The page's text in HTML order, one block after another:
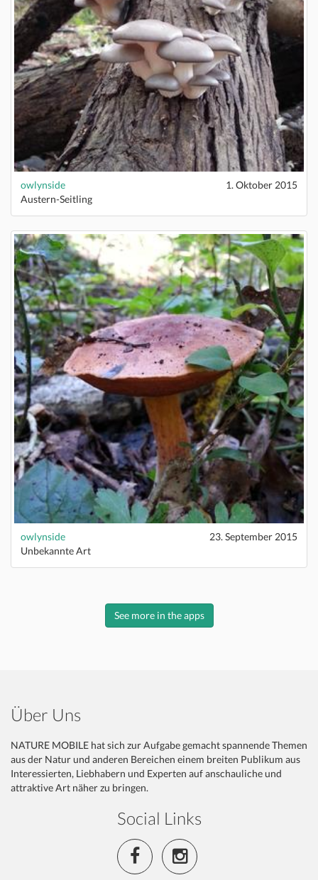
owlynside
1. Oktober 2015
Austern-Seitling
owlynside
23. September 2015
Unbekannte Art
See more in the apps
Über Uns
NATURE MOBILE hat sich zur Aufgabe gemacht spannende Themen
aus der Natur und anderen Bereichen einem breiten Publikum aus
Interessierten, Liebhabern und Experten auf anschauliche und
attraktive Art näher zu bringen.
Social Links